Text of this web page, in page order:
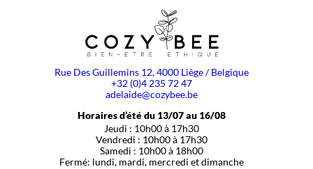
Rue Des Guillemins 12, 4000 Liège / Belgique
+32 (0)4 235 72 47
adelaide@cozybee.be
Horaires d’été du 13/07 au 16/08
Jeudi : 10h00 à 17h30
Vendredi : 10h00 à 17h30
Samedi : 10h00 à 18h00
Fermé: lundi, mardi, mercredi et dimanche